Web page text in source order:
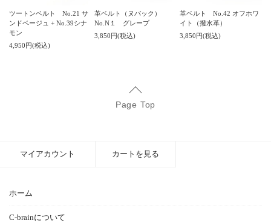
ツートンベルト No.21 サ
ンドベージュ + No.39シナ
モン
4,950円(税込)
革ベルト（ヌバック）
No.N１ グレープ
3,850円(税込)
革ベルト No.42 オフホワ
イト（撥水革）
3,850円(税込)
Page Top
ホーム
C-brainについて
マイアカウント カートを見る